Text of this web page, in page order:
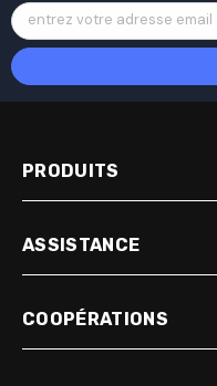
entrez votre adresse email
PRODUITS
ASSISTANCE
COOPÉRATIONS